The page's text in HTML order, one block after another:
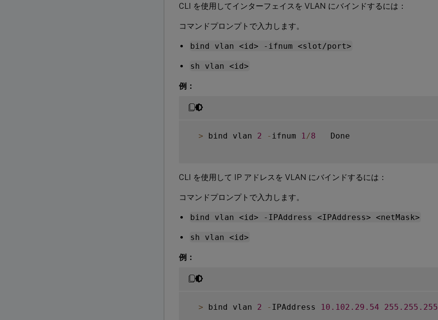
CLI を使用してインターフェイスを VLAN にバインドするには：
コマンドプロンプトで入力します。
bind vlan <id> -ifnum <slot/port>
sh vlan <id>
例：
> bind vlan 2 - ifnum 1 /8
   Done
CLI を使用して IP アドレスを VLAN にバインドするには：
コマンドプロンプトで入力します。
bind vlan <id> -IPAddress <IPAddress> <netMask>
sh vlan <id>
例：
> bind vlan 2 - IPAddress 10.102 .29 .54 255.255 .255